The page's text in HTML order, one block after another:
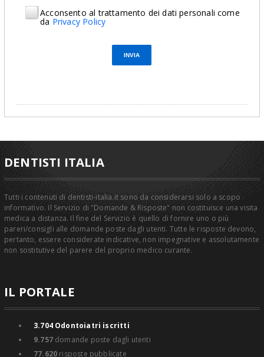
Acconsento al trattamento dei dati personali come
da Privacy Policy
DENTISTI ITALIA
Tutti i contenuti di dentisti-italia.it sono da considerarsi solo a scopo
informativo. Il Servizio di "Domande & Risposte" non costituisce una visita
medica a distanza. Il fine del Servizio è quello di fornire uno o più
pareri/consigli alle domande poste dagli utenti. Tutte le risposte devono,
pertanto, essere considerate indicative, non impegnative e assolutamente
non sostitutive del parere del proprio medico curante.
IL PORTALE
3.704Odontoiatri iscritti
9.757domande poste dagli utenti
77.620 risposte pubblicate